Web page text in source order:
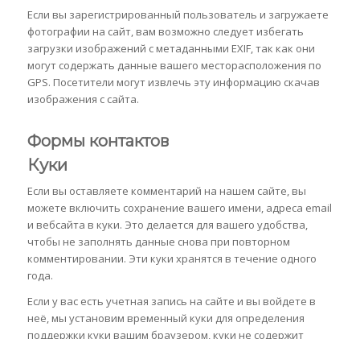
Если вы зарегистрированный пользователь и загружаете
фотографии на сайт, вам возможно следует избегать
загрузки изображений с метаданными EXIF, так как они
могут содержать данные вашего месторасположения по
GPS. Посетители могут извлечь эту информацию скачав
изображения с сайта.
Формы контактов
Куки
Если вы оставляете комментарий на нашем сайте, вы
можете включить сохранение вашего имени, адреса email
и вебсайта в куки. Это делается для вашего удобства,
чтобы не заполнять данные снова при повторном
комментировании. Эти куки хранятся в течение одного
года.
Если у вас есть учетная запись на сайте и вы войдете в
неё, мы установим временный куки для определения
поддержки куки вашим браузером, куки не содержит